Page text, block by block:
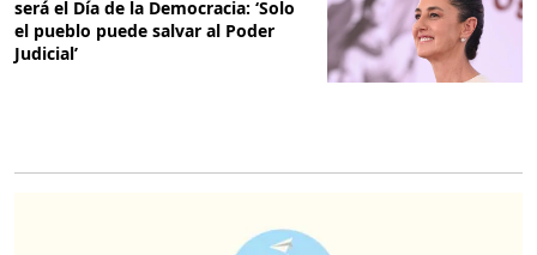
será el Día de la Democracia: ‘Solo
el pueblo puede salvar al Poder
Judicial’